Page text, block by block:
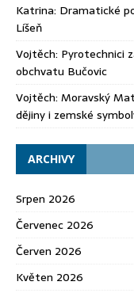
Katrina: Dramatické
Líšeň
Vojtěch: Pyrotechnici
obchvatu Bučovic
Vojtěch: Moravský
dějiny i zemské
ARCHIVY
Srpen 2026
Červenec 2026
Červen 2026
Květen 2026